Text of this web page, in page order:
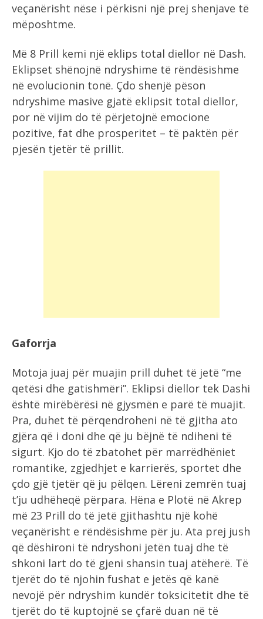
veçanërisht nëse i përkisni një prej shenjave të
mëposhtme.
Më 8 Prill kemi një eklips total diellor në Dash.
Eklipset shënojnë ndryshime të rëndësishme
në evolucionin tonë. Çdo shenjë pëson
ndryshime masive gjatë eklipsit total diellor,
por në vijim do të përjetojnë emocione
pozitive, fat dhe prosperitet – të paktën për
pjesën tjetër të prillit.
Gaforrja
Motoja juaj për muajin prill duhet të jetë “me
qetësi dhe gatishmëri”. Eklipsi diellor tek Dashi
është mirëbërësi në gjysmën e parë të muajit.
Pra, duhet të përqendroheni në të gjitha ato
gjëra që i doni dhe që ju bëjnë të ndiheni të
sigurt. Kjo do të zbatohet për marrëdhëniet
romantike, zgjedhjet e karrierës, sportet dhe
çdo gjë tjetër që ju pëlqen. Lëreni zemrën tuaj
t’ju udhëheqë përpara. Hëna e Plotë në Akrep
më 23 Prill do të jetë gjithashtu një kohë
veçanërisht e rëndësishme për ju. Ata prej jush
që dëshironi të ndryshoni jetën tuaj dhe të
shkoni lart do të gjeni shansin tuaj atëherë. Të
tjerët do të njohin fushat e jetës që kanë
nevojë për ndryshim kundër toksicitetit dhe të
tjerët do të kuptojnë se çfarë duan në të